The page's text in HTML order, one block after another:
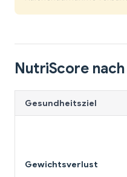
NutriScore
Gesundheitsziel
Gewichtsverlust